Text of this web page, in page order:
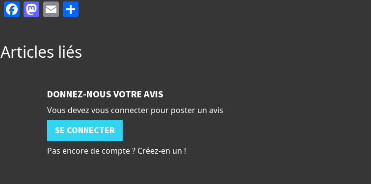
Facebook
Mastodon
Email
Articles liés
DONNEZ-NOUS VOTRE AVIS
Vous devez vous connecter pour poster un avis
SE CONNECTER
Pas encore de compte ? Créez-en un !